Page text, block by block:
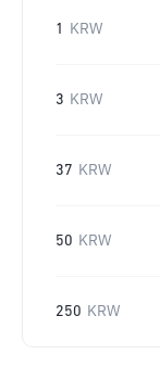
1 KRW
3 KRW
37 KRW
50 KRW
250 KRW